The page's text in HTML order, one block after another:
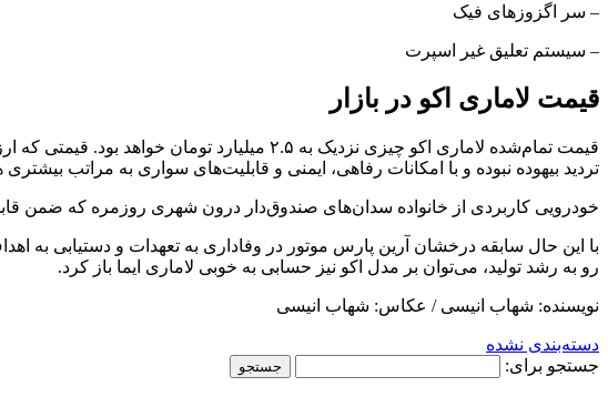
– سر اگزوزهای فیک
– سیستم تعلیق غیر اسپرت
قیمت لاماری اکو در بازار
قیمت تمام‌شده لاماری اکو چیزی نزدیک به ۲.۵
تردید بیهوده نبوده و با امکانات رفاهی، ایمنی و قابلیت‌های سواری به مراتب
خودرویی کاربردی از خانواده سدان‌های صندوق‌دار درون شهری روزمره که ضمن
با این حال سابقه درخشان آرین پارس موتور در وفاداری به تعهدات و دستیابی
رو به رشد تولید، می‌توان بر مدل اکو نیز حسابی به خوبی لاماری ایما باز کرد.
نویسنده: شهاب انیسی / عکاس: شهاب انیسی
دسته‌بندی نشده
جستجو برای: